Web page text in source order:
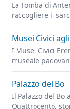
La Tomba di
raccogliere il
troiano che
Musei Civici
I Musei Civici
museale
chiostri dell'ex
Eremitani.
Palazzo del Bo
Il Palazzo del Bo
Quattrocento,